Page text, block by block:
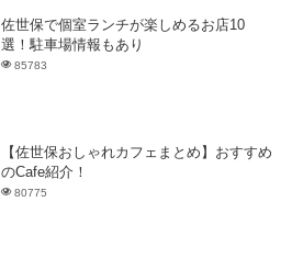
佐世保で個室ランチが楽しめるお店10
選！駐車場情報もあり
85783
【佐世保おしゃれカフェまとめ】おすすめ
のCafe紹介！
80775